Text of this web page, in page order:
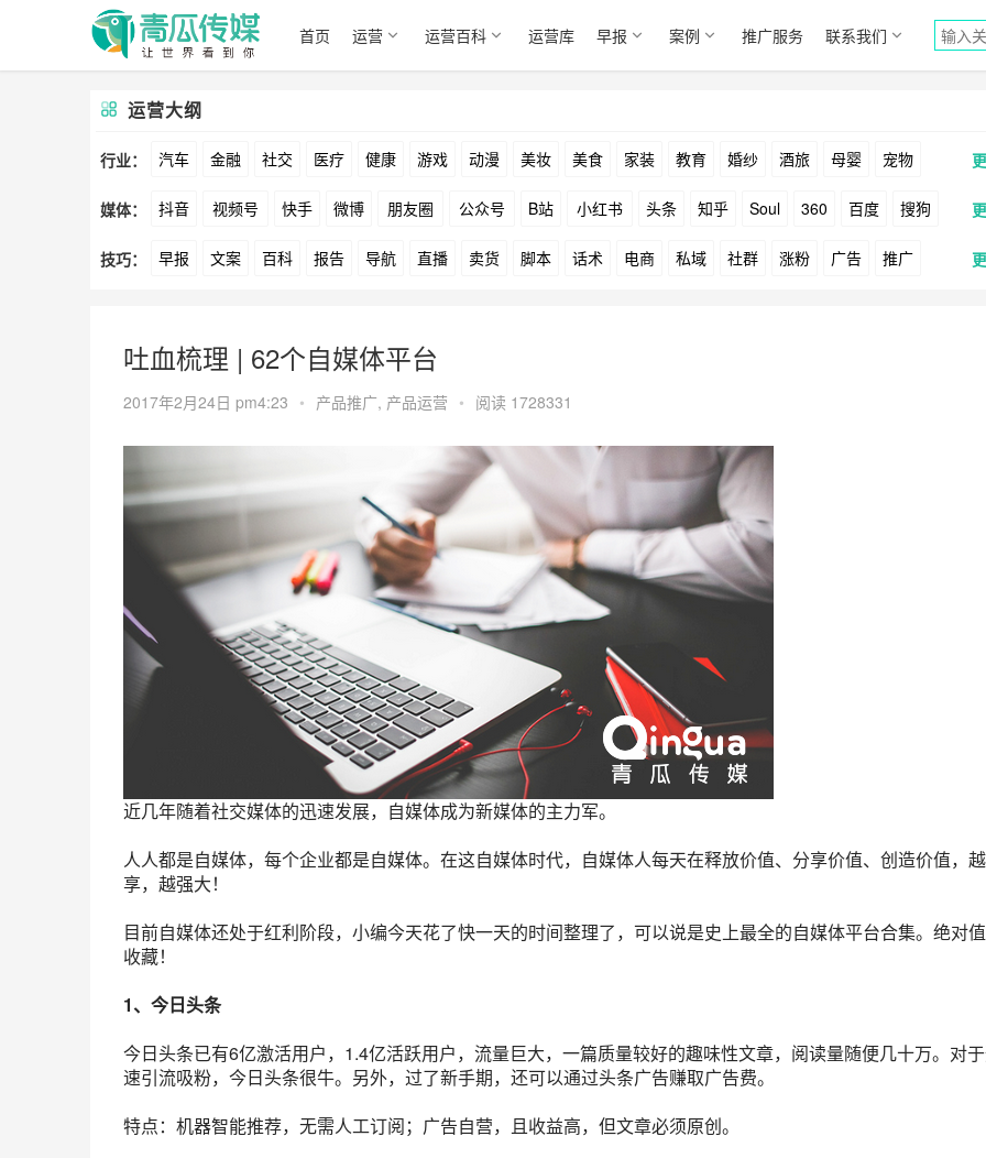
首页 运营 运营百科 运营库 早报 案例 推广服务 联系我们
运营大纲
行业： 汽车 金融 社交 医疗 健康 游戏 动漫 美妆 美食 家装 教育 婚纱 酒旅 母婴 宠物
文娱 跨境 科技 广告 元宇宙 房地产
媒体： 抖音 视频号 快手 微博 朋友圈 公众号 B站 小红书 头条 知乎 Soul 360 百度 搜狗
爱奇艺 美柚 美图 最右 神马 谷歌 Facebook Tiktok YouTube Yahoo Bing
技巧： 早报 文案 百科 报告 导航 直播 卖货 脚本 话术 电商 私域 社群 涨粉 广告 推广
吐血梳理 | 62个自媒体平台
2017年2月24日 pm4:23 • 产品推广, 产品运营 • 阅读 1728331
近几年随着社交媒体的迅速发展， 自媒体成为新媒体的主力军。
人人都是自媒体，每个企业都是自媒体。在这自媒体时代，自媒体人每天在释放价值、分享价值、创造价值，
享，越强大！
目前自媒体还处于红利阶段，小编今天花了快一天的时间整理了，可以说是史上最全的自媒体平台合集。绝对
收藏！
1、 今日头条
今日头条已有6亿激活用户，1.4亿活跃用户， 流量巨大，一篇质量较好的趣味性文章，阅读量随便几十万。对
速引流吸粉，今日头条很牛。另外，过了新手期，还可以通过头条广告赚取广告费。
特点：机器智能推荐，无需人工订阅；广告自营，且收益高，但文章必须原创。